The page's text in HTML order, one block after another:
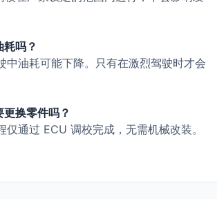
吗？
中油耗可能下降。只有在激烈驾驶时才会
换零件吗？
仅通过 ECU 调校完成，无需机械改装。